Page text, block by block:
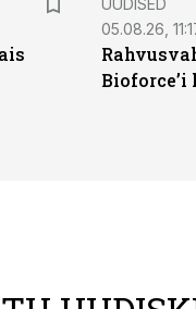
UUDISED
05.08.26,
Bioforce’i